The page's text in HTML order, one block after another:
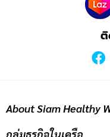
ติ
About Siam Healthy